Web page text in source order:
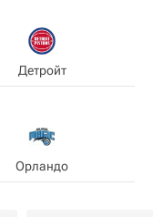
Детройт
Орландо